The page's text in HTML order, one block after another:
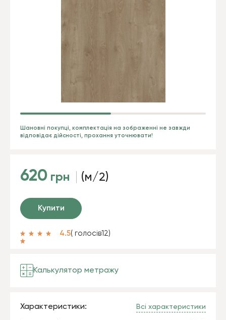
Шановні покупці, комплектація на зображенні не завжди
відповідає дійсності, прохання уточнювати!
620 грн (м/2)
Купити
4.5( голосів12)
Калькулятор метражу
Характеристики: Всі характеристики